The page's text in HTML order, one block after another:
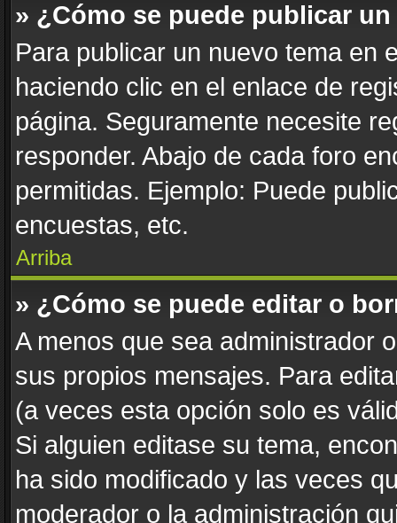
» ¿Cómo se puede publicar
Para publicar un nuevo tema en
haciendo clic en el enlace de
página. Seguramente necesite
responder. Abajo de cada foro
permitidas. Ejemplo: Puede
encuestas, etc.
Arriba
» ¿Cómo se puede editar o
A menos que sea administrador
sus propios mensajes. Para
(a veces esta opción solo es
Si alguien editase su tema,
ha sido modificado y las veces
moderador o la administración